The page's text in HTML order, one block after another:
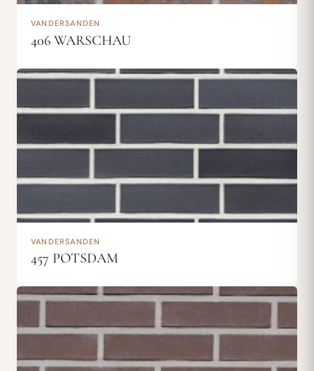
VANDERSANDEN
406 WARSCHAU
VANDERSANDEN
457 POTSDAM